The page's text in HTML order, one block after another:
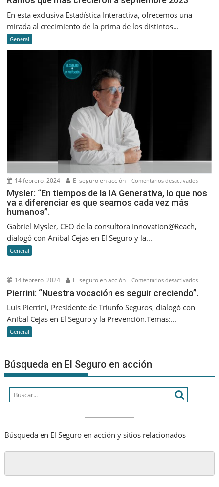
En esta exclusiva Estadística Interactiva, ofrecemos una
mirada al crecimiento de la prima de los distintos...
General
14 febrero, 2024 El seguro en acción Comentarios desactivadosen
Mysler:
va
Mysler: “En tiempos de la IA Generativa, lo que nos
va a diferenciar es que seamos cada vez más
humanos”.
Gabriel Mysler, CEO de la consultora Innovation@Reach,
dialogó con Anibal Cejas en El Seguro y la...
General
14 febrero, 2024 El seguro en acción Comentarios desactivadosen
Pierrini: “Nuestra vocación es seguir creciendo”.
Luis Pierrini, Presidente de Triunfo Seguros, dialogó con
Aníbal Cejas en El Seguro y la Prevención.Temas:...
General
Búsqueda en El Seguro en acción
Búsqueda en El Seguro en acción y sitios relacionados